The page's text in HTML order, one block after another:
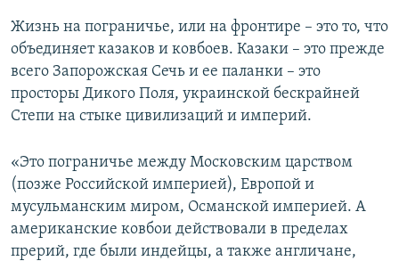
Жизнь на пограничье, или на фронтире – это то, что
объединяет казаков и ковбоев. Казаки – это прежде
всего Запорожская Сечь и ее паланки – это
просторы Дикого Поля, украинской бескрайней
Степи на стыке цивилизаций и империй.
«Это пограничье между Московским царством
(позже Российской империей), Европой и
мусульманским миром, Османской империей. А
американские ковбои действовали в пределах
прерий, где были индейцы, а также англичане,